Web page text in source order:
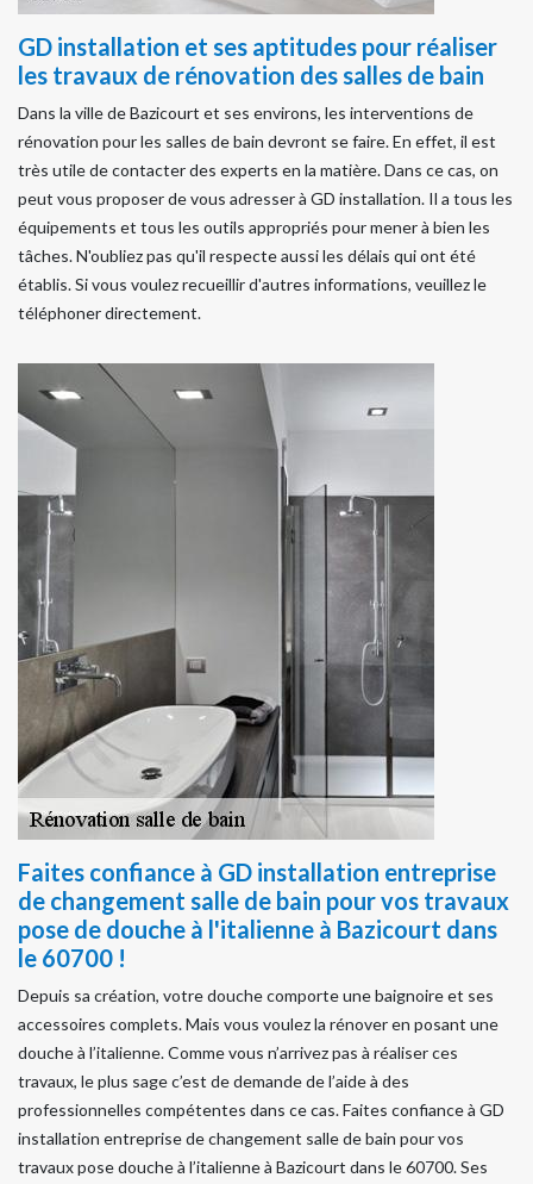
GD installation et ses aptitudes pour réaliser
les travaux de rénovation des salles de bain
Dans la ville de Bazicourt et ses environs, les interventions de
rénovation pour les salles de bain devront se faire. En effet, il est
très utile de contacter des experts en la matière. Dans ce cas, on
peut vous proposer de vous adresser à GD installation. Il a tous les
équipements et tous les outils appropriés pour mener à bien les
tâches. N'oubliez pas qu'il respecte aussi les délais qui ont été
établis. Si vous voulez recueillir d'autres informations, veuillez le
téléphoner directement.
Faites confiance à GD installation entreprise
de changement salle de bain pour vos travaux
pose de douche à l'italienne à Bazicourt dans
le 60700 !
Depuis sa création, votre douche comporte une baignoire et ses
accessoires complets. Mais vous voulez la rénover en posant une
douche à l’italienne. Comme vous n’arrivez pas à réaliser ces
travaux, le plus sage c’est de demande de l’aide à des
professionnelles compétentes dans ce cas. Faites confiance à GD
installation entreprise de changement salle de bain pour vos
travaux pose douche à l’italienne à Bazicourt dans le 60700. Ses